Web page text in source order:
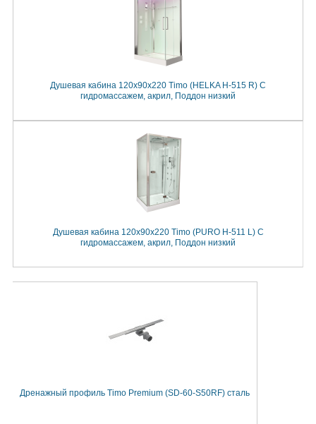
Душевая кабина 120x90x220 Timo (HELKA Н-515 R) С
гидромассажем, акрил, Поддон низкий
Душевая кабина 120x90x220 Timo (PURO Н-511 L) С
гидромассажем, акрил, Поддон низкий
Дренажный профиль Timo Premium (SD-60-S50RF) сталь